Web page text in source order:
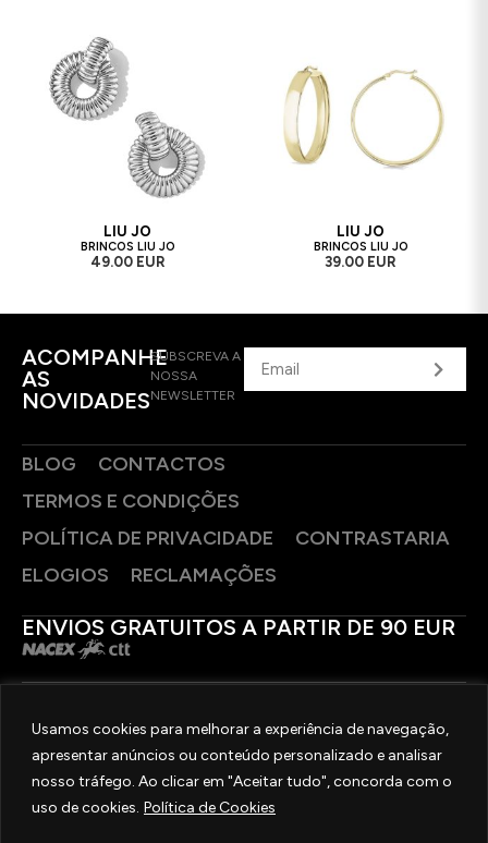
Usamos cookies para melhorar a experiência de navegação,
apresentar anúncios ou conteúdo personalizado e analisar
nosso tráfego. Ao clicar em "Aceitar tudo", concorda com o
uso de cookies. Política de Cookies
LIU JO
BRINCOS LIU JO
49.00 EUR
LIU JO
BRINCOS LIU JO
39.00 EUR
ACOMPANHE
AS
NOVIDADES
SUBSCREVA A
NOSSA
NEWSLETTER
BLOG
CONTACTOS
TERMOS E CONDIÇÕES
POLÍTICA DE PRIVACIDADE
CONTRASTARIA
ELOGIOS
RECLAMAÇÕES
ENVIOS GRATUITOS A PARTIR DE 90 EUR
SIGA-NOS
2025 © OURIVESARIA FRADIZELA